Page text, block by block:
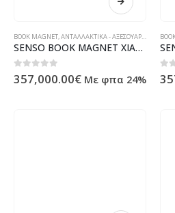
BOOK MAGNET,ΑΝΤΑΛΛΑΚΤΙΚΆ - ΑΞΕΣΟΥΆΡ ΥΠΟΛΟΓΙΣΤΏΝ - ΗΛΕΚΤΡΟΝΙΚΆ
SENSO BOOK MAGNET XIAOMI MI 9 LITE / MI A3 LITE black
0out of 5
357,000.00€ Με φπα 24% 0